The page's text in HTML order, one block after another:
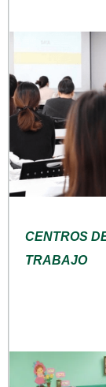
CENTROS
TRABAJO